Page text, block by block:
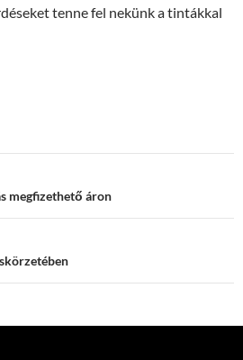
tenne fel nekünk a tintákkal
megfizethető áron